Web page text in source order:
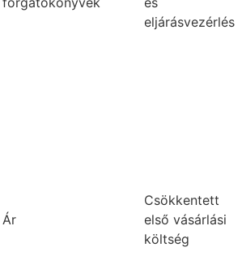
eljárásvezérlés
Ár
Csökkentett
első vásárlási
költség